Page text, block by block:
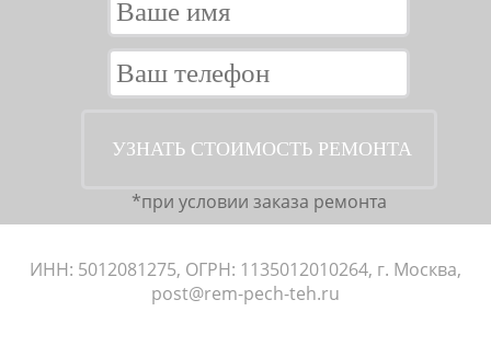
*при условии заказа ремонта
ИНН: 5012081275, ОГРН: 1135012010264, г. Москва,
post@rem-pech-teh.ru